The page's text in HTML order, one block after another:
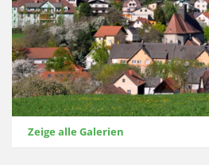
Zeige alle Galerien